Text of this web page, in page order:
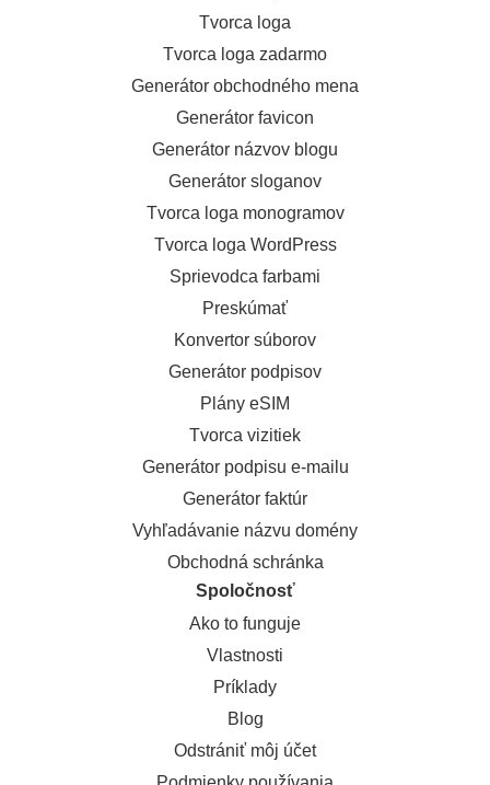
Tvorca loga
Tvorca loga zadarmo
Generátor obchodného mena
Generátor favicon
Generátor názvov blogu
Generátor sloganov
Tvorca loga monogramov
Tvorca loga WordPress
Sprievodca farbami
Preskúmať
Konvertor súborov
Generátor podpisov
Plány eSIM
Tvorca vizitiek
Generátor podpisu e-mailu
Generátor faktúr
Vyhľadávanie názvu domény
Obchodná schránka
Spoločnosť
Ako to funguje
Vlastnosti
Príklady
Blog
Odstrániť môj účet